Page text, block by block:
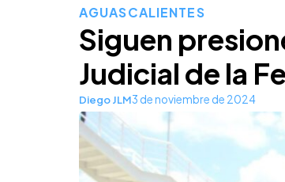
AGUASCALIENTES
Siguen
Judicial de la
Diego JLM3 de noviembre de 2024